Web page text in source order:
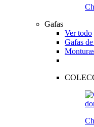
Gafas
Ver todo
Gafas